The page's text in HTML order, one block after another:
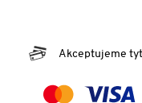
Akceptujeme